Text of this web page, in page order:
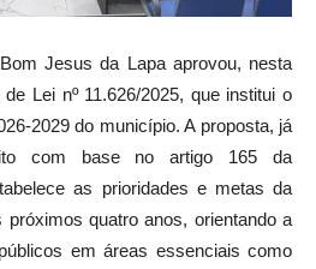
Jesus da Lapa aprovou, nesta
Lei nº 11.626/2025, que institui o
2029 do município. A proposta, já
com base no artigo 165 da
as prioridades e metas da
quatro anos, orientando a
em áreas essenciais como